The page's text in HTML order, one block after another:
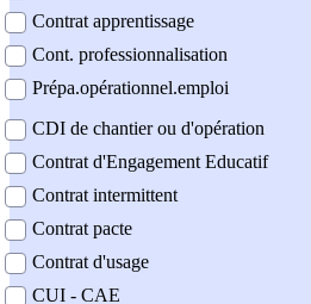
Contrat apprentissage
Cont. professionnalisation
Prépa.opérationnel.emploi
CDI de chantier ou d'opération
Contrat d'Engagement Educatif
Contrat intermittent
Contrat pacte
Contrat d'usage
CUI - CAE